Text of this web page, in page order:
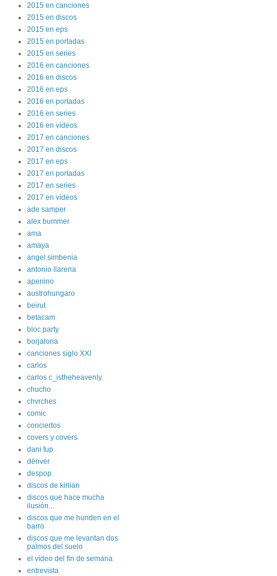
2015 en canciones
2015 en discos
2015 en eps
2015 en portadas
2015 en series
2016 en canciones
2016 en discos
2016 en eps
2016 en portadas
2016 en series
2016 en vídeos
2017 en canciones
2017 en discos
2017 en eps
2017 en portadas
2017 en series
2017 en vídeos
ade samper
alex bummer
ama
amaya
angel simbenia
antonio llarena
apenino
austrohungaro
beirut
betacam
bloc party
borjalona
canciones siglo XXI
carlos
carlos c_istheheavenly
chucho
chvrches
comic
conciertos
covers y covers
dani fup
dënver
despop
discos de kirlian
discos que hace mucha
ilusión...
discos que me hunden en el
barro
discos que me levantan dos
palmos del suelo
el vídeo del fin de semana
entrevista